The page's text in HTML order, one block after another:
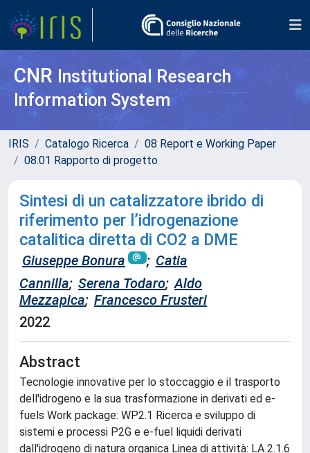
CNR Institutional Research
Information System
IRIS Catalogo Ricerca
08 Report e Working Paper
08.01 Rapporto di progetto
Sintesi di un catalizzatore ibrido di
riferimento per l’idrogenazione
catalitica diretta di CO2 a DME
Giuseppe Bonura ; Catia
Cannilla; Serena Todaro; Aldo
Mezzapica; Francesco Frusteri
2022
Abstract
Tecnologie innovative per lo stoccaggio e il trasporto
dell'idrogeno e la sua trasformazione in derivati ed e-
fuels Work package: WP2.1 Ricerca e sviluppo di
sistemi e processi P2G e e-fuel liquidi derivati
dall'idrogeno di natura organica Linea di attività: LA 2.1.6